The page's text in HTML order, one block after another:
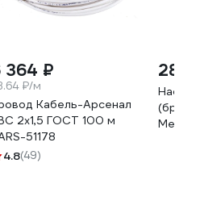
364 ₽
₽/м
Кабель-Арсенал
2х1,5 ГОСТ 100 м
51178
4.8(49)
28
(бра)